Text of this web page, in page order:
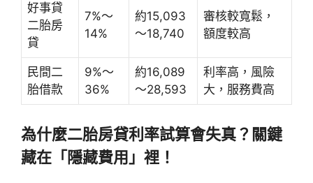
好事貸
二胎房
貸
7%～
14%
約15,093
～18,740
審核較寬鬆，
額度較高
民間二
胎借款
9%～
36%
約16,089
～28,593
利率高，風險
大，服務費高
為什麼二胎房貸利率試算會失真？關鍵
藏在「隱藏費用」裡！